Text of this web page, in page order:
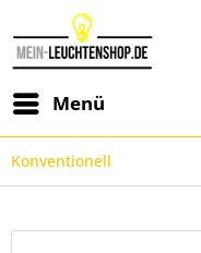
Menü
Konventionell